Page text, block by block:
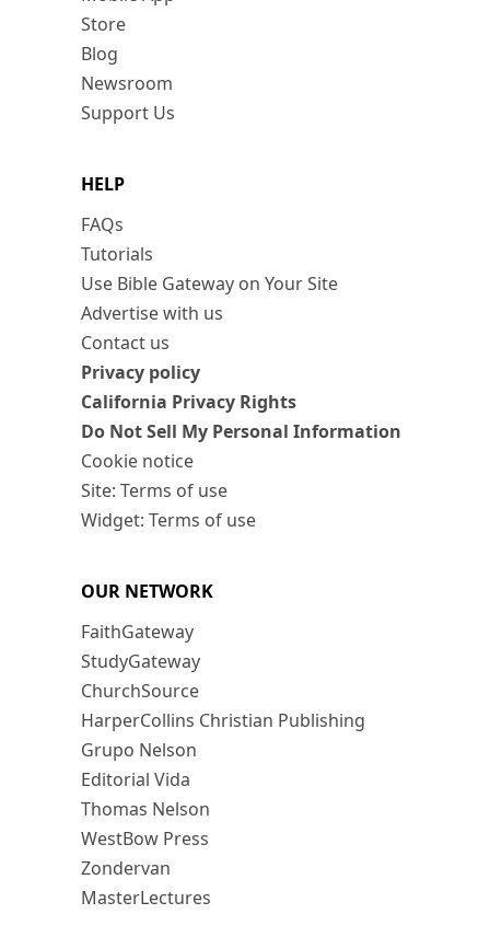
Store
Blog
Newsroom
Support Us
HELP
FAQs
Tutorials
Use Bible Gateway on Your Site
Advertise with us
Contact us
Privacy policy
California Privacy Rights
Do Not Sell My Personal Information
Cookie notice
Site: Terms of use
Widget: Terms of use
OUR NETWORK
FaithGateway
StudyGateway
ChurchSource
HarperCollins Christian Publishing
Grupo Nelson
Editorial Vida
Thomas Nelson
WestBow Press
Zondervan
MasterLectures